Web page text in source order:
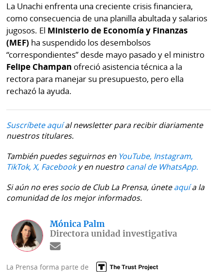
La Unachi enfrenta una creciente crisis financiera,
como consecuencia de una planilla abultada y salarios
jugosos. El Ministerio de Economía y Finanzas
(MEF) ha suspendido los desembolsos
“correspondientes” desde mayo pasado y el ministro
Felipe Champan ofreció asistencia técnica a la
rectora para manejar su presupuesto, pero ella
rechazó la ayuda.
Suscríbete aquíal newsletter para recibir diariamente
nuestros titulares.
También puedes seguirnos en YouTube, Instagram,
TikTok, X, Facebooky en nuestro canal de WhatsApp.
Si aún no eres socio de Club La Prensa, úneteaquía la
comunidad de los mejor informados.
Mónica Palm
Directora unidad investigativa
La Prensa forma parte de